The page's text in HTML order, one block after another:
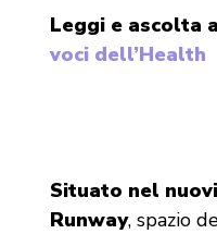
Leggi e ascolta
voci dell’Health
Situato nel
Runway, spazio